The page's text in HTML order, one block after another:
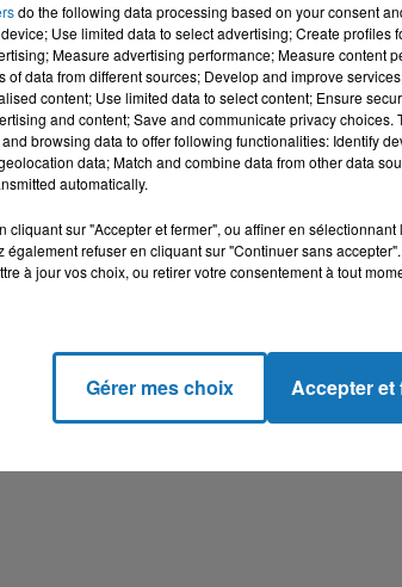
do the following data processing based on your consent
Use limited data to select advertising; Create profiles
Measure advertising performance; Measure content
of data from different sources; Develop and improve
content; Use limited data to select content; Ensure
and content; Save and communicate privacy
browsing data to offer following functionalities: Identify
data; Match and combine data from other data
automatically.
cliquant sur "Accepter et fermer", ou affiner en
également refuser en cliquant sur "Continuer sans
à jour vos choix, ou retirer votre consentement à tout
Gérer mes choix Accepter et